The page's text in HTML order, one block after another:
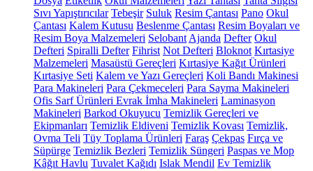
Sıvı Yapıştırıcılar Tebeşir Suluk Resim Çantası Pano Okul
Çantası Kalem Kutusu Beslenme Çantası Resim Boyaları ve
Resim Boya Malzemeleri Selobant Ajanda Defter Okul
Defteri Spiralli Defter Fihrist Not Defteri Bloknot Kırtasiye
Malzemeleri Masaüstü Gereçleri Kırtasiye Kağıt Ürünleri
Kırtasiye Seti Kalem ve Yazı Gereçleri Koli Bandı Makinesi
Para Makineleri Para Çekmeceleri Para Sayma Makineleri
Ofis Sarf Ürünleri Evrak İmha Makineleri Laminasyon
Makineleri Barkod Okuyucu Temizlik Gereçleri ve
Ekipmanları Temizlik Eldiveni Temizlik Kovası Temizlik,
Ovma Teli Tüy Toplama Ürünleri Faraş Çekpas Fırça ve
Süpürge Temizlik Bezleri Temizlik Süngeri Paspas ve Mop
Kâğıt Havlu Tuvalet Kağıdı Islak Mendil Ev Temizlik